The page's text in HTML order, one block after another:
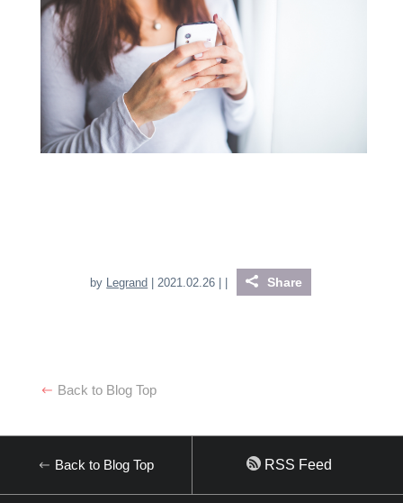
by Legrand | 2021.02.26 | Share
Back to Blog Top
Back to Blog Top RSS Feed